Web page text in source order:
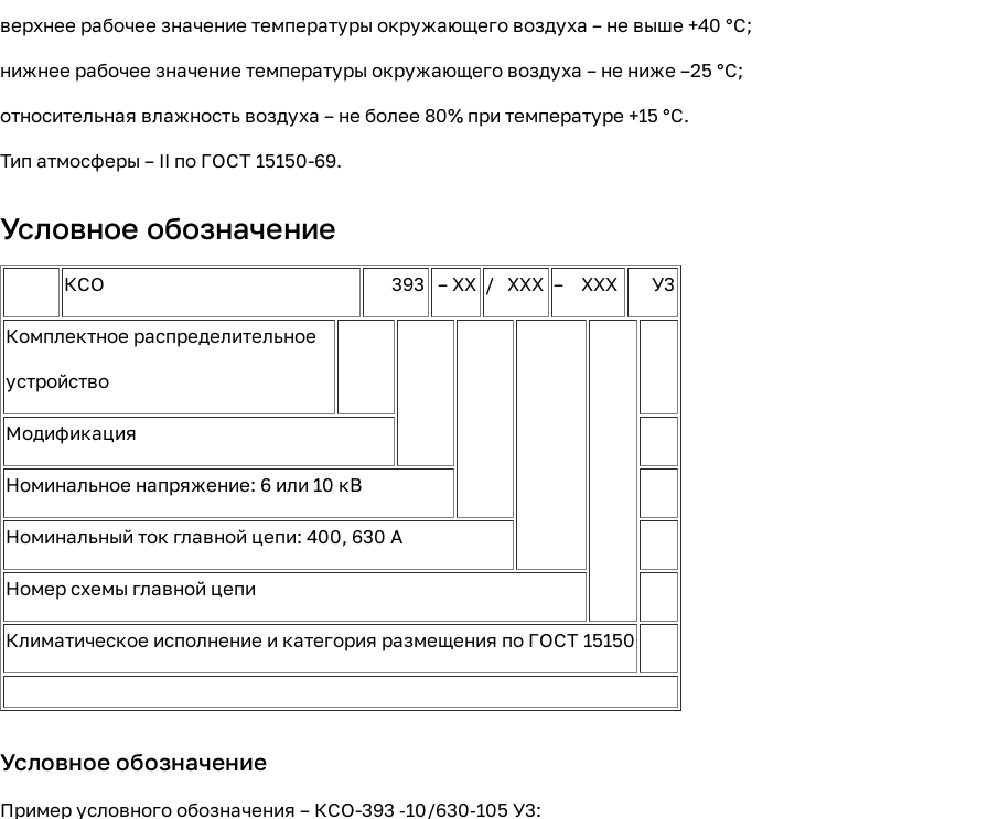
верхнее рабочее значение температуры окружающего воздуха – не выше +40 °С;
нижнее рабочее значение температуры окружающего воздуха – не ниже –25 °С;
относительная влажность воздуха – не более 80% при температуре +15 °С.
Тип атмосферы – II по ГОСТ 15150-69.
Условное обозначение
КСО 393 – ХХ / ХХХ – ХХХ У3
Комплектное распределительное
устройство
Модификация
Номинальное напряжение: 6 или 10 кВ
Номинальный ток главной цепи: 400, 630 А
Номер схемы главной цепи
Климатическое исполнение и категория размещения по ГОСТ 15150
Условное обозначение
Пример условного обозначения – КСО-393 ‑10/630‑105 У3: